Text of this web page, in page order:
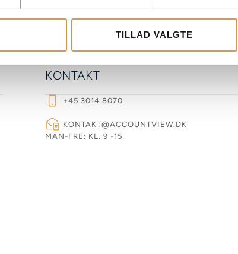
TILLAD VALGTE
KONTAKT
+45 3014 8070
KONTAKT@ACCOUNTVIEW.DK
MAN-FRE: KL. 9 -15